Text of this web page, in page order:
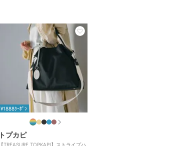
¥1888ｸｰﾎﾟﾝ
トプカピ
【TREASURE TOPKAPI】ストライプハ